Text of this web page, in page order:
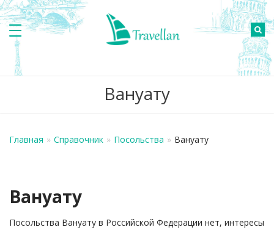
Вануату
Главная » Справочник » Посольства » Вануату
Вануату
Посольства Вануату в Российской Федерации нет, интересы